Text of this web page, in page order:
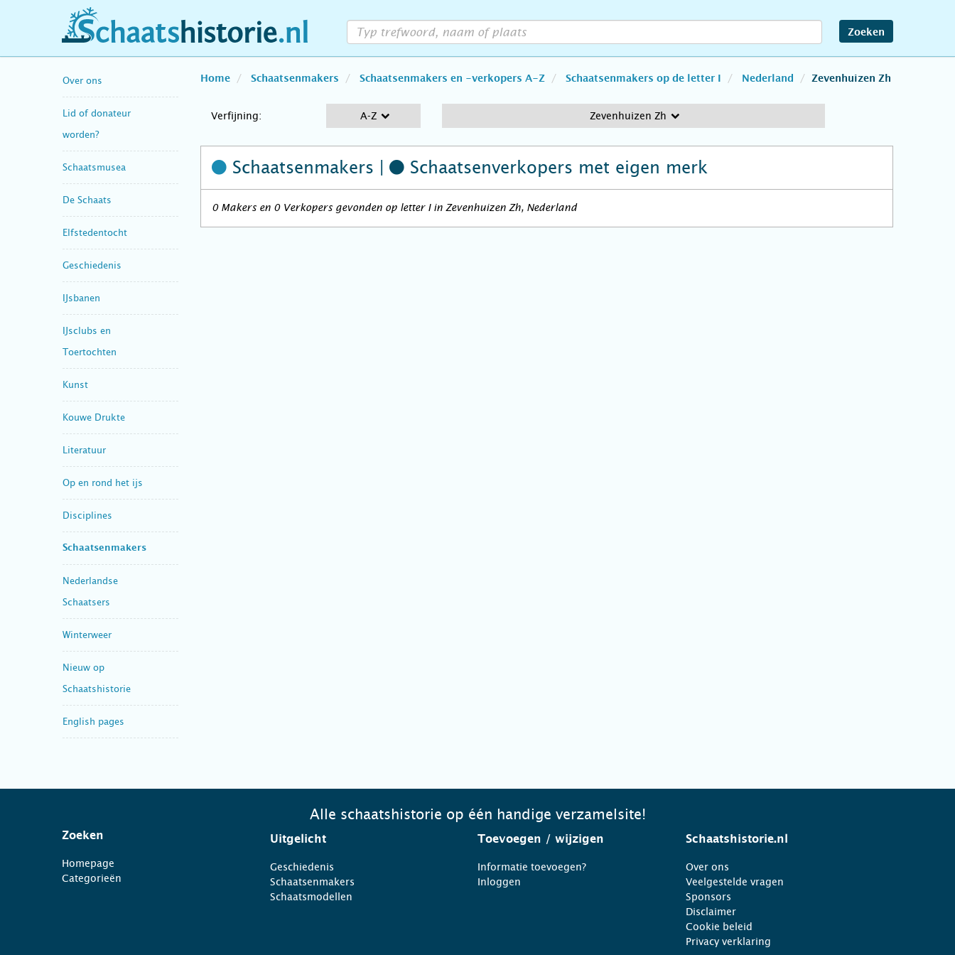
schaatshistorie.nl Zoeken
Over ons
Lid of donateur
worden?
Schaatsmusea
De Schaats
Elfstedentocht
Geschiedenis
IJsbanen
IJsclubs en
Toertochten
Kunst
Kouwe Drukte
Literatuur
Op en rond het ijs
Disciplines
Schaatsenmakers
Nederlandse
Schaatsers
Winterweer
Nieuw op
Schaatshistorie
English pages
Home Schaatsenmakers Schaatsenmakers en -verkopers A-Z Schaatsenmakers op de letter I Nederland Zevenhuizen Zh
Verfijning: A-Z Zevenhuizen Zh
Schaatsenmakers | Schaatsenverkopers met eigen merk
0 Makers en 0 Verkopers gevonden op letter I in Zevenhuizen Zh, Nederland
Alle schaatshistorie op één handige verzamelsite!
Zoeken
Homepage
Categorieën
Uitgelicht
Geschiedenis
Schaatsenmakers
Schaatsmodellen
Toevoegen / wijzigen
Informatie toevoegen?
Inloggen
Schaatshistorie.nl
Over ons
Veelgestelde vragen
Sponsors
Disclaimer
Cookie beleid
Privacy verklaring